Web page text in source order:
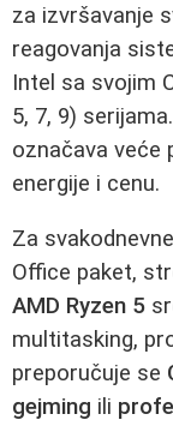
za izvršavanje
reagovanja
Intel sa svojim
5, 7, 9)
označava veće
energije i cenu.
Za
Office paket,
AMD Ryzen 5
multitasking,
preporučuje se
gejming ili